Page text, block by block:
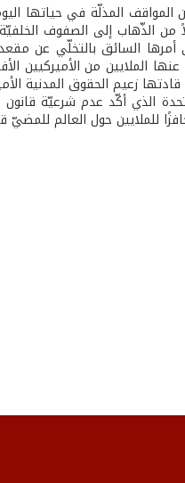
المذلّة في حياتها
الذّهاب إلى الصفوف
أمرها السائق بالتخلّي عن
الملايين من الأميركيين
زعيم الحقوق المدنية
الذي أكّد عدم شرعيّة
للملايين حول العالم